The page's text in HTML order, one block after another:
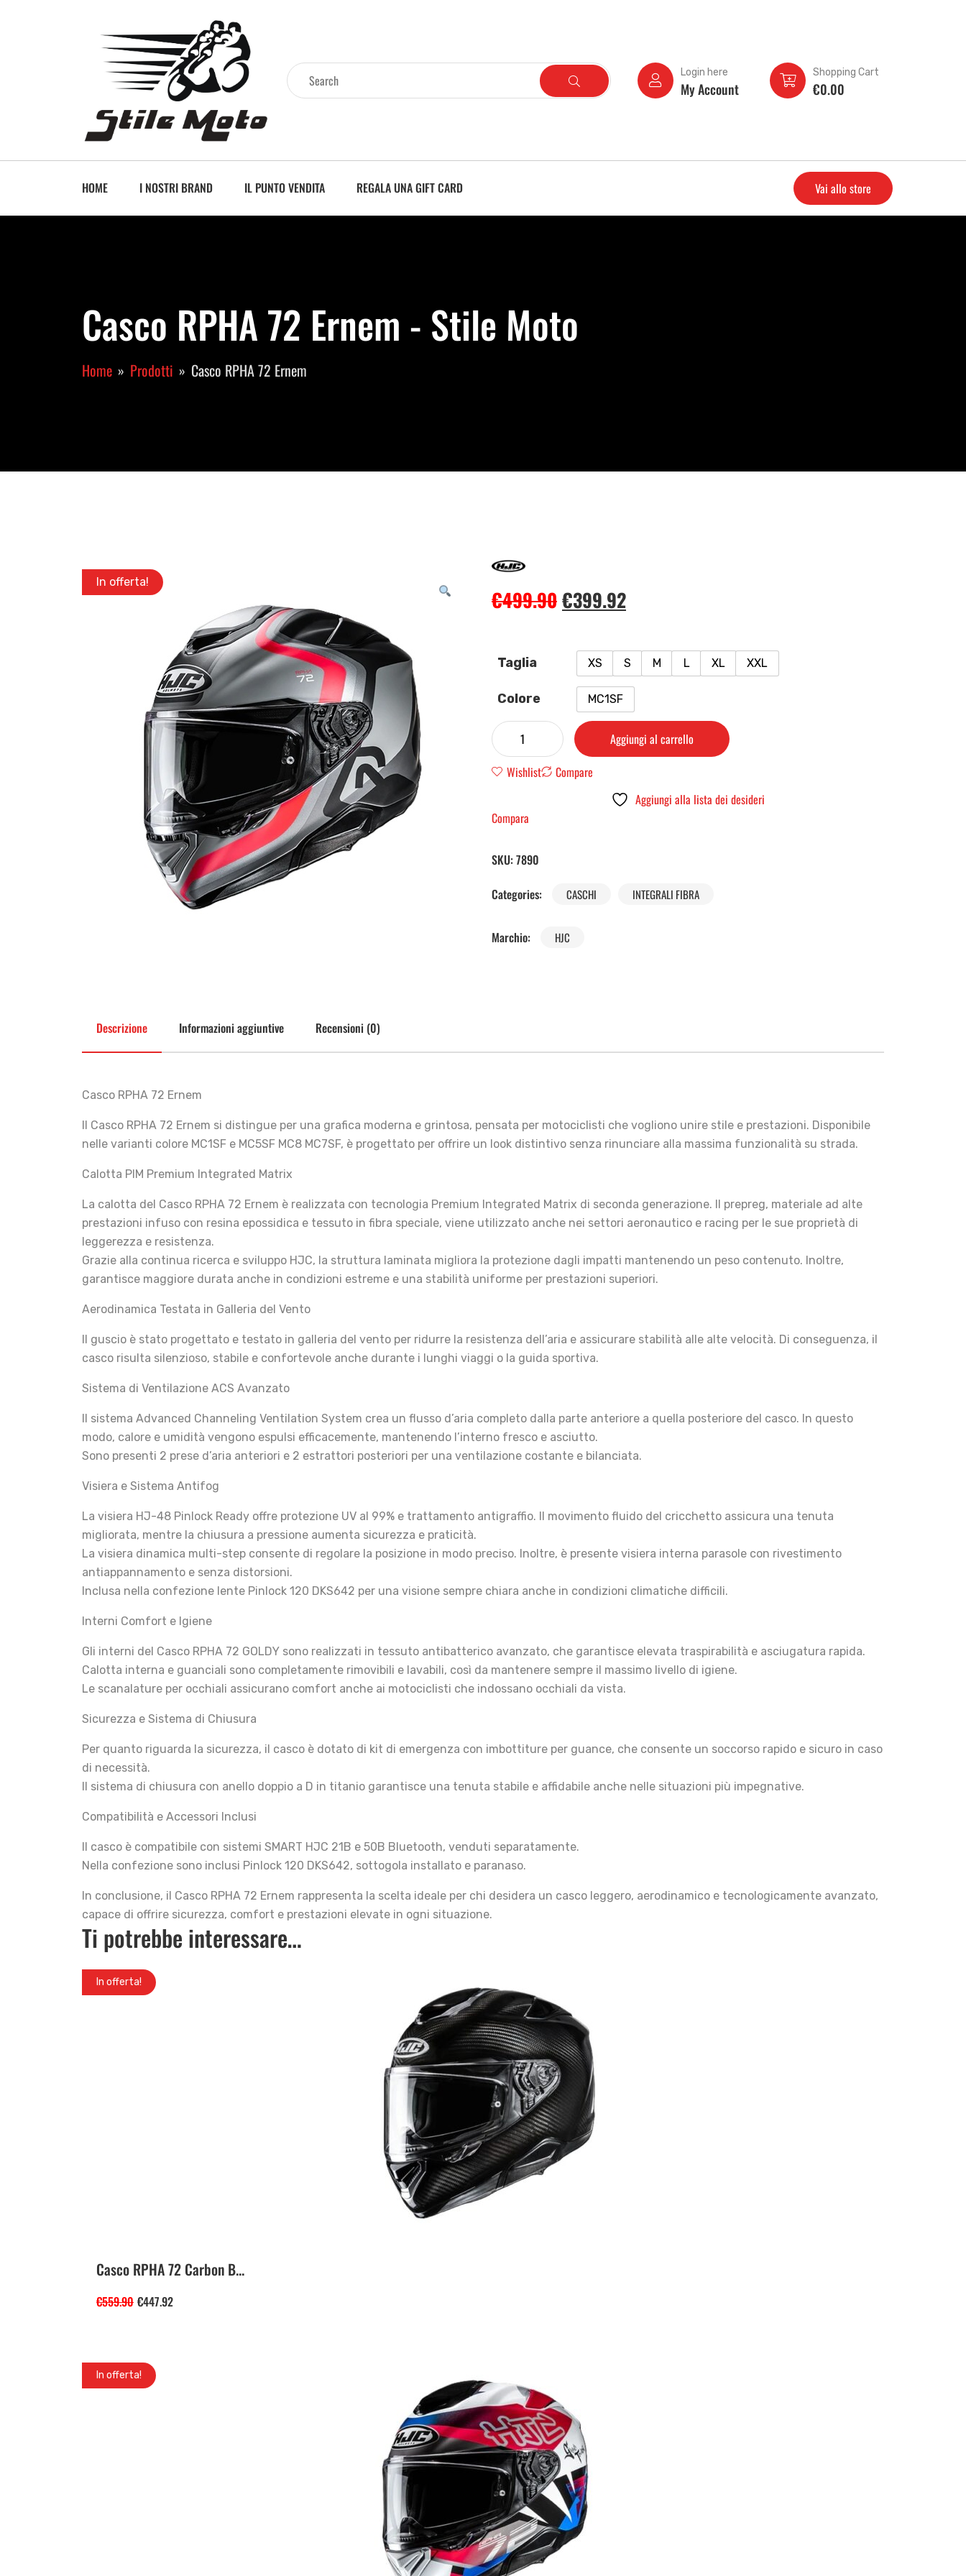
Login here
My Account
Shopping Cart
€0.00
HOME I NOSTRI BRAND IL PUNTO VENDITA REGALA UNA GIFT CARD Vai allo store
Casco RPHA 72 Ernem - Stile Moto
Home Prodotti Casco RPHA 72 Ernem
In offerta!
€499.90€399.92
Taglia XS S M L XL XXL
Colore MC1SF
Aggiungi al carrello
Wishlist
Compare
Aggiungi alla lista dei desideri
Compara
SKU: 7890
Categories:
CASCHI INTEGRALI FIBRA
Marchio: HJC
Descrizione Informazioni aggiuntive Recensioni (0)
Casco RPHA 72 Ernem
Il Casco RPHA 72 Ernem si distingue per una grafica moderna e grintosa, pensata per motociclisti che vogliono unire stile e prestazioni. Disponibile
nelle varianti colore MC1SF e MC5SF MC8 MC7SF, è progettato per offrire un look distintivo senza rinunciare alla massima funzionalità su strada.
Calotta PIM Premium Integrated Matrix
La calotta del Casco RPHA 72 Ernem è realizzata con tecnologia Premium Integrated Matrix di seconda generazione. Il prepreg, materiale ad alte
prestazioni infuso con resina epossidica e tessuto in fibra speciale, viene utilizzato anche nei settori aeronautico e racing per le sue proprietà di
leggerezza e resistenza.
Grazie alla continua ricerca e sviluppo HJC, la struttura laminata migliora la protezione dagli impatti mantenendo un peso contenuto. Inoltre,
garantisce maggiore durata anche in condizioni estreme e una stabilità uniforme per prestazioni superiori.
Aerodinamica Testata in Galleria del Vento
Il guscio è stato progettato e testato in galleria del vento per ridurre la resistenza dell’aria e assicurare stabilità alle alte velocità. Di conseguenza, il
casco risulta silenzioso, stabile e confortevole anche durante i lunghi viaggi o la guida sportiva.
Sistema di Ventilazione ACS Avanzato
Il sistema Advanced Channeling Ventilation System crea un flusso d’aria completo dalla parte anteriore a quella posteriore del casco. In questo
modo, calore e umidità vengono espulsi efficacemente, mantenendo l’interno fresco e asciutto.
Sono presenti 2 prese d’aria anteriori e 2 estrattori posteriori per una ventilazione costante e bilanciata.
Visiera e Sistema Antifog
La visiera HJ-48 Pinlock Ready offre protezione UV al 99% e trattamento antigraffio. Il movimento fluido del cricchetto assicura una tenuta
migliorata, mentre la chiusura a pressione aumenta sicurezza e praticità.
La visiera dinamica multi-step consente di regolare la posizione in modo preciso. Inoltre, è presente visiera interna parasole con rivestimento
antiappannamento e senza distorsioni.
Inclusa nella confezione lente Pinlock 120 DKS642 per una visione sempre chiara anche in condizioni climatiche difficili.
Interni Comfort e Igiene
Gli interni del Casco RPHA 72 GOLDY sono realizzati in tessuto antibatterico avanzato, che garantisce elevata traspirabilità e asciugatura rapida.
Calotta interna e guanciali sono completamente rimovibili e lavabili, così da mantenere sempre il massimo livello di igiene.
Le scanalature per occhiali assicurano comfort anche ai motociclisti che indossano occhiali da vista.
Sicurezza e Sistema di Chiusura
Per quanto riguarda la sicurezza, il casco è dotato di kit di emergenza con imbottiture per guance, che consente un soccorso rapido e sicuro in caso
di necessità.
Il sistema di chiusura con anello doppio a D in titanio garantisce una tenuta stabile e affidabile anche nelle situazioni più impegnative.
Compatibilità e Accessori Inclusi
Il casco è compatibile con sistemi SMART HJC 21B e 50B Bluetooth, venduti separatamente.
Nella confezione sono inclusi Pinlock 120 DKS642, sottogola installato e paranaso.
In conclusione, il Casco RPHA 72 Ernem rappresenta la scelta ideale per chi desidera un casco leggero, aerodinamico e tecnologicamente avanzato,
capace di offrire sicurezza, comfort e prestazioni elevate in ogni situazione.
Ti potrebbe interessare…
In offerta!
Casco RPHA 72 Carbon B...
€559.90 €447.92
In offerta!